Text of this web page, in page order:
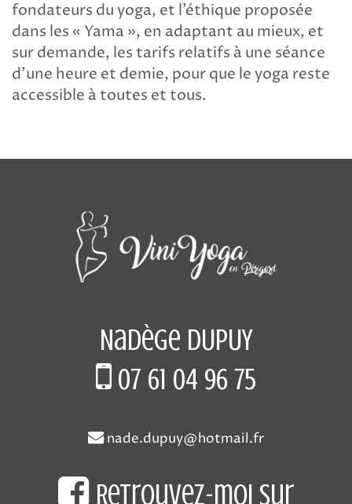
fondateurs du yoga, et l’éthique proposée
dans les « Yama », en adaptant au mieux, et
sur demande, les tarifs relatifs à une séance
d’une heure et demie, pour que le yoga reste
accessible à toutes et tous.
Nadège DUPUY
07 61 04 96 75
nade.dupuy@hotmail.fr
Retrouvez-moi sur